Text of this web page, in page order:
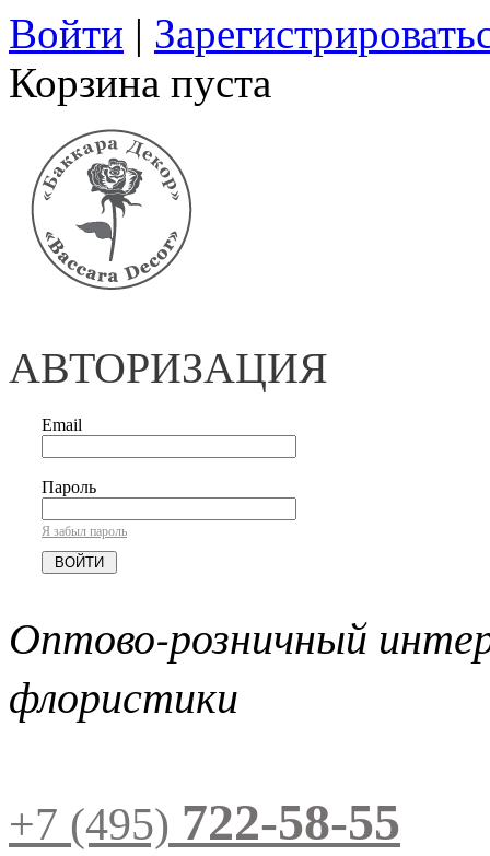
Войти |
Корзина пуста
АВТОРИЗАЦИЯ
Email
Пароль
Я забыл пароль
Оптово-розничный
флористики
+7 (495) 722-58-55